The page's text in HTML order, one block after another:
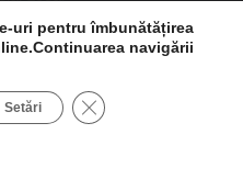
uri pentru îmbunătățirea
navigării
Setări CLOSE GDPR